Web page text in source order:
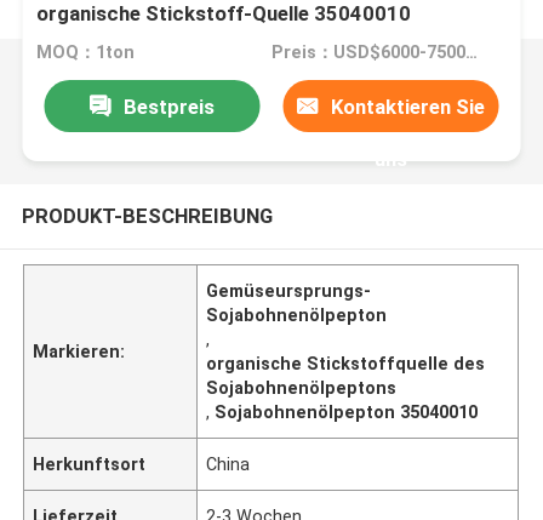
organische Stickstoff-Quelle 35040010
MOQ：1ton Preis：USD$6000-7500/ton
Bestpreis Kontaktieren Sie
uns
PRODUKT-BESCHREIBUNG
Markieren:
Gemüseursprungs-
Sojabohnenölpepton
,
organische Stickstoffquelle des
Sojabohnenölpeptons
, Sojabohnenölpepton 35040010
Herkunftsort China
Lieferzeit 2-3 Wochen